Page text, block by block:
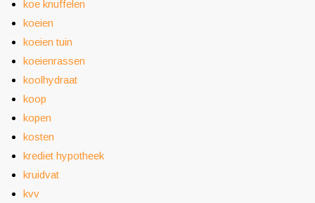
koe knuffelen
koeien
koeien tuin
koeienrassen
koolhydraat
koop
kopen
kosten
krediet hypotheek
kruidvat
kvv